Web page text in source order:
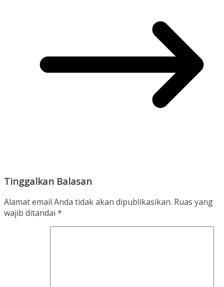
Tinggalkan Balasan
Alamat email Anda tidak akan dipublikasikan. Ruas yang
wajib ditandai *